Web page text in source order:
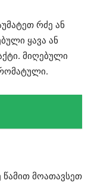
რძე ან
ყავა ან
მიღებული
მოათავსეთ